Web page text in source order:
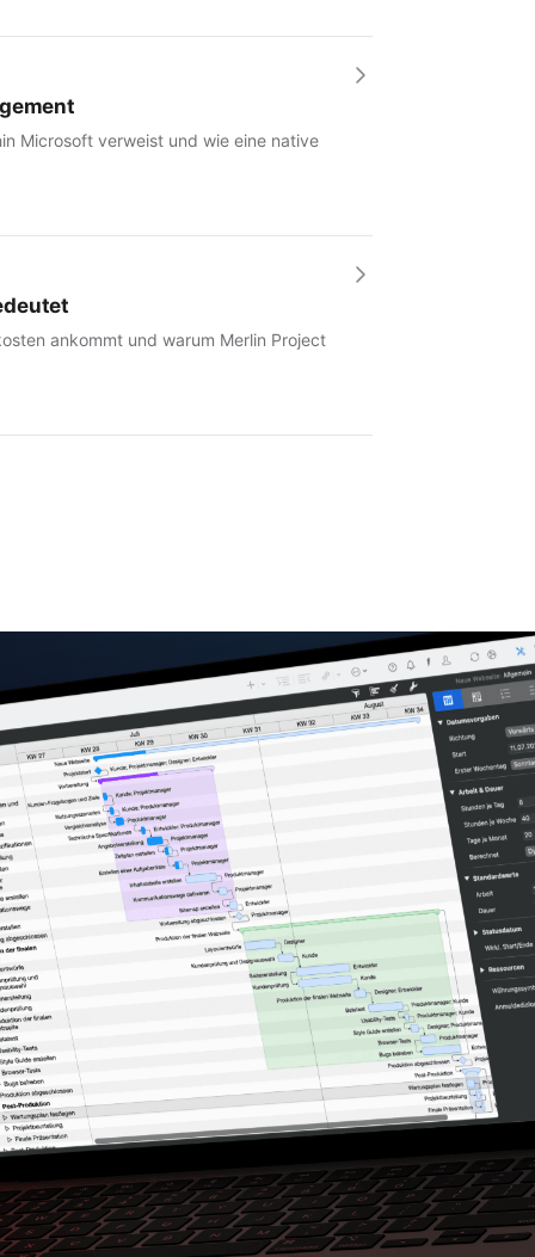
Microsoft verweist und wie eine native
ankommt und warum Merlin Project